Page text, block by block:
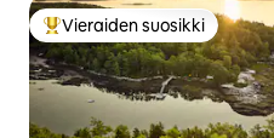
Vieraiden suosikkien
Vieraiden suosikki